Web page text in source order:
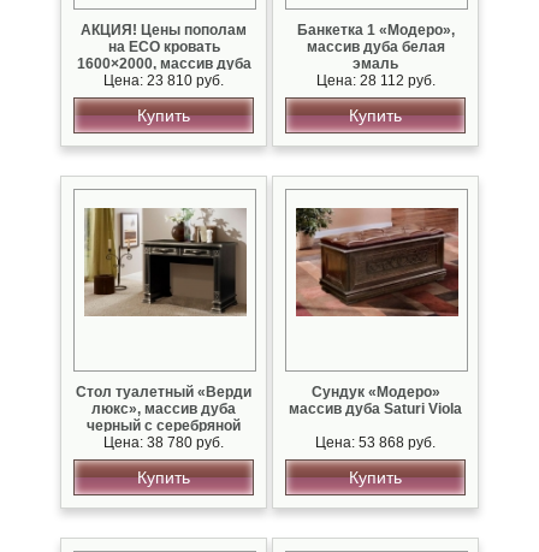
АКЦИЯ! Цены пополам
на ECO кровать
1600×2000, массив дуба
Цена: 23 810 руб.
Купить
Банкетка 1 «Модеро»,
массив дуба белая
эмаль
Цена: 28 112 руб.
Купить
Стол туалетный «Верди
люкс», массив дуба
черный с серебряной
патиной
Цена: 38 780 руб.
Купить
Сундук «Модеро»
массив дуба Saturi Viola
Цена: 53 868 руб.
Купить